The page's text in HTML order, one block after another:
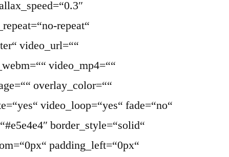
repeat“
video_url=““
video_mp4=““
overlay_color=““
video_loop=“yes“ fade=“no“
border_style=“solid“
padding_left=“0px“